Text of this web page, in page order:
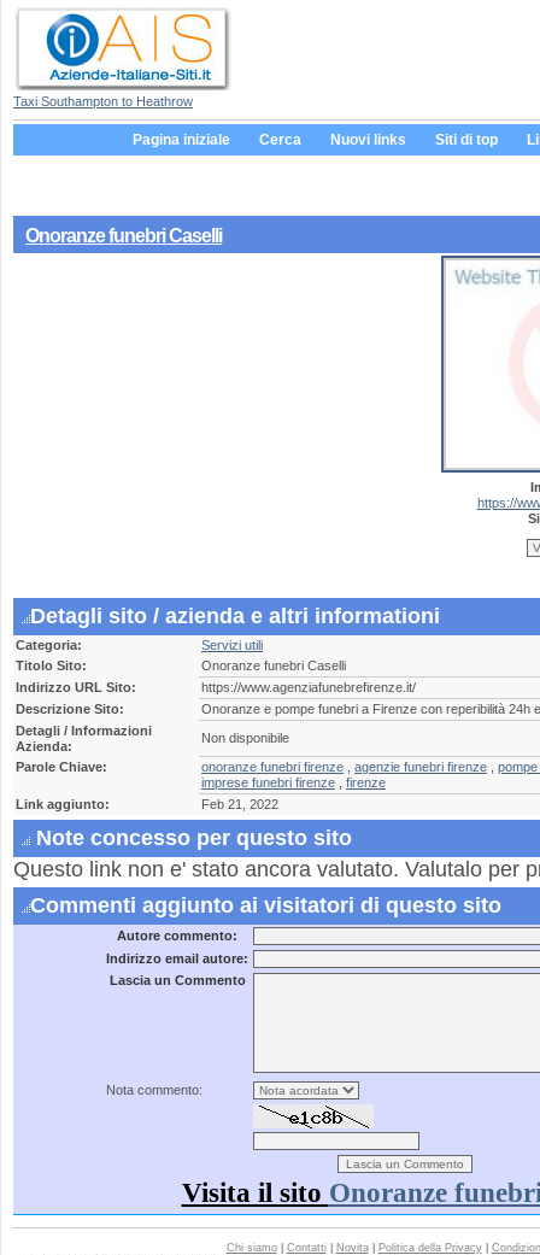
Taxi Southampton to Heathrow
Pagina iniziale Cerca Nuovi links Siti di top
Onoranze funebri Caselli
https://
Detagli sito / azienda e altri informationi
Categoria:
Servizi utili
Titolo Sito:
Onoranze funebri Caselli
Indirizzo URL Sito:
https://www.agenziafunebrefirenze.it/
Descrizione Sito:
Onoranze e pompe funebri a Firenze con reperibilità 24h
Detagli / Informazioni
Azienda:
Non disponibile
Parole Chiave:
onoranze funebri firenze agenzie funebri firenze
imprese funebri firenze
firenze
Link aggiunto:
Feb 21, 2022
Note concesso per questo sito
Questo link non e' stato ancora valutato. Valutalo per
Commenti aggiunto ai visitatori di questo sito
Autore commento:
Indirizzo email autore:
Lascia un Commento
Nota commento:
Visita il sito Onoranze
Chi siamo| Contatti| Novita| Politica della Privacy|